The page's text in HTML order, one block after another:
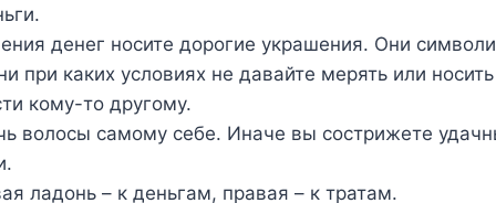
денег носите дорогие украшения. Они
при каких условиях не давайте мерять или
кому-то другому.
волосы самому себе. Иначе вы сострижете
ладонь – к деньгам, правая – к тратам.